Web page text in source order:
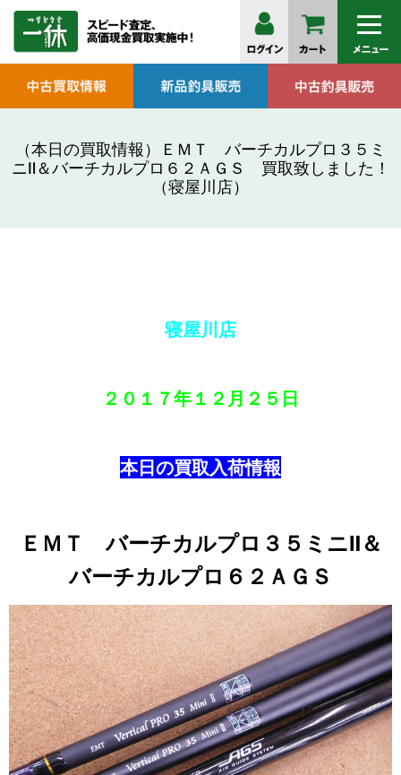
（本日の買取情報）ＥＭＴ バーチカルプロ３５ミ
ニⅡ＆バーチカルプロ６２ＡＧＳ 買取致しました！
（寝屋川店）
寝屋川店
２０１７年 １２月２５日
本日の買取入荷情報
ＥＭＴ バーチカルプロ３５ミニⅡ＆
バーチカルプロ６２ＡＧＳ